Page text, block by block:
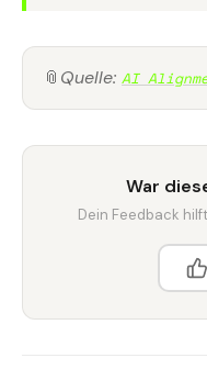
📎 Quelle: AI
War
Dein Feedback